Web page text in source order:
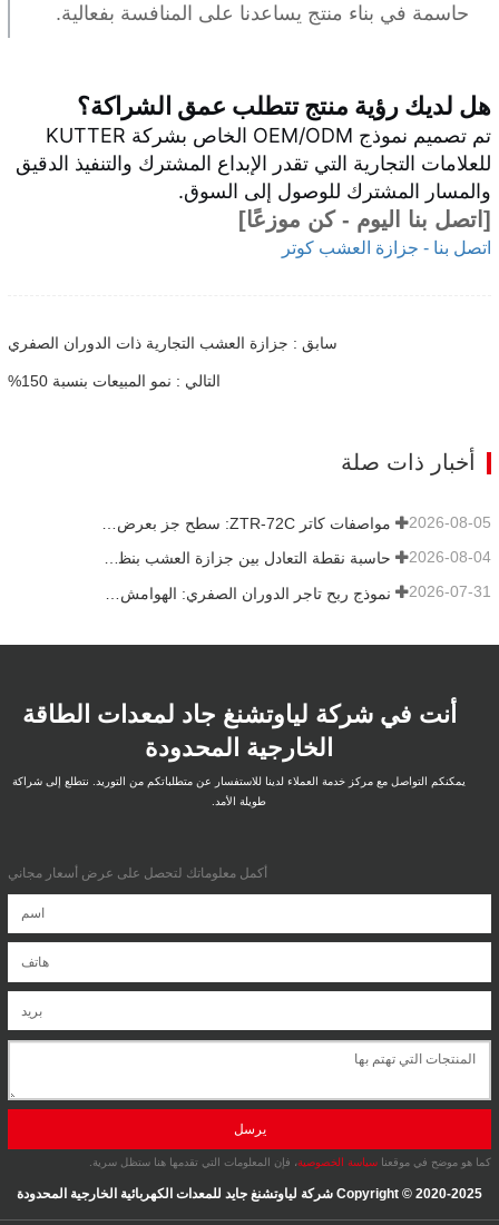
حاسمة في بناء منتج يساعدنا على المنافسة بفعالية.
هل لديك رؤية منتج تتطلب عمق الشراكة؟
تم تصميم نموذج OEM/ODM الخاص بشركة KUTTER
للعلامات التجارية التي تقدر الإبداع المشترك والتنفيذ الدقيق
والمسار المشترك للوصول إلى السوق.
[اتصل بنا اليوم - كن موزعًا]
اتصل بنا - جزازة العشب كوتر
سابق : جزازة العشب التجارية ذات الدوران الصفري
التالي : نمو المبيعات بنسبة 150%
أخبار ذات صلة
2026-08-05
حاسبة نقطة التعادل بين جزازة العشب بنظام الحقن الإلكتروني ونظام المكربن للأساطيل 2026-08-04
2026-07-31
أنت في شركة لياوتشنغ جاد لمعدات الطاقة
الخارجية المحدودة
يمكنكم التواصل مع مركز خدمة العملاء لدينا للاستفسار عن متطلباتكم من التوريد. نتطلع إلى شراكة
طويلة الأمد.
أكمل معلوماتك لتحصل على عرض أسعار مجاني
يرسل
كما هو موضح في موقعنا سياسة الخصوصية، فإن المعلومات التي تقدمها هنا ستظل سرية.
Copyright © 2020-2025 شركة لياوتشنغ جايد للمعدات الكهربائية الخارجية المحدودة